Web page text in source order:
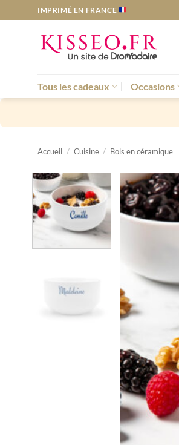
au
IMPRIMÉ EN FRANCE
Tous les cadeaux Occasions
Accueil / Cuisine / Bols en céramique